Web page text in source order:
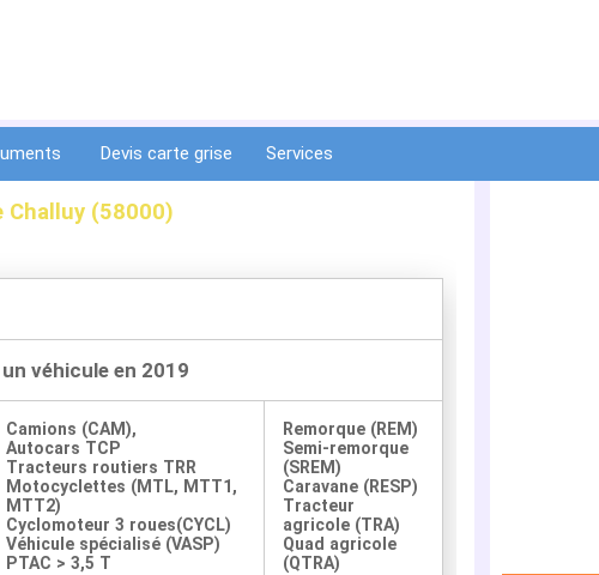
Devis carte grise Services
(58000)
véhicule en 2019
Camions (CAM),
Autocars TCP
Tracteurs routiers TRR
Motocyclettes (MTL, MTT1,
MTT2)
Cyclomoteur 3 roues(CYCL)
Véhicule spécialisé (VASP)
PTAC > 3,5 T
Remorque (REM)
Semi-remorque
(SREM)
Caravane (RESP)
Tracteur
agricole (TRA)
Quad agricole
(QTRA)